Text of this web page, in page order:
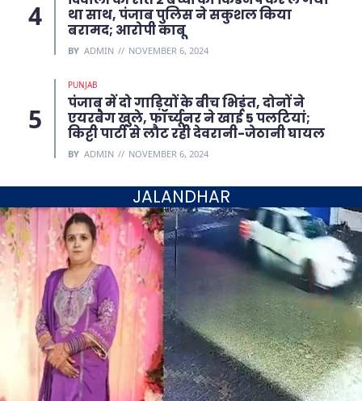
था साथ, पंजाब पुलिस ने सकुशल किया
बरामद; आरोपी काबू
BY ADMIN NOVEMBER 6, 2024
PUNJAB
पंजाब में दो गाड़ियों के बीच भिड़ंत, दोनों ने
एयरबैग खुले, फॉर्च्यूनर ने खाई 5 पलटियां;
किट्टी पार्टी से लौट रही देवरानी-जेठानी घायल
BY ADMIN NOVEMBER 6, 2024
JALANDHAR